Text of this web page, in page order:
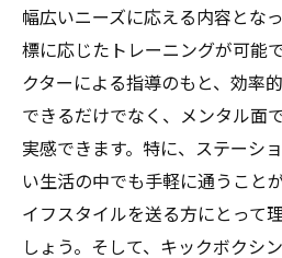
革
心身のバランスを保
選択
幅広いニーズに応える内容とな
標に応じたトレーニングが可能
クターによる指導のもと、効率
できるだけでなく、メンタル面
実感できます。特に、ステーシ
い生活の中でも手軽に通うこと
イフスタイルを送る方にとって
しょう。そして、キックボクシ